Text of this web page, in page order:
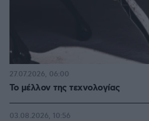
Το μέλλον της τεχνολογίας
27.07.2026, 06:00
03.08.2026, 10:56